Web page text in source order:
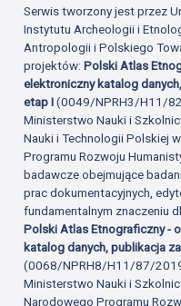
Serwis tworzony jest przez
Instytutu Archeologii i
Antropologii i Polskiego
projektów:Polski Atlas
elektroniczny katalog
etap I(0049/NPRH3/H11/
Ministerstwo Nauki i
Nauki i Technologii Polskiej
Programu Rozwoju
badawcze obejmujące
prac dokumentacyjnych,
fundamentalnym znaczeniu
Polski Atlas Etnograficzny -
katalog danych, publikacja
(0068/NPRH8/H11/87/
Ministerstwo Nauki i
Narodowego Programu